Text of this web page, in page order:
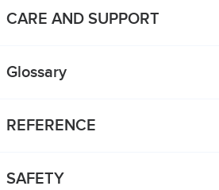
CARE AND SUPPORT
Glossary
REFERENCE
SAFETY